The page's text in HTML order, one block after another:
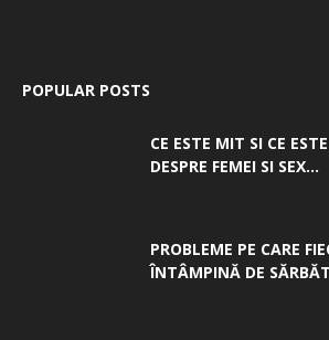
POPULAR POSTS
CE ESTE MIT SI CE
DESPRE FEMEI SI SEX...
PROBLEME PE CARE
ÎNTÂMPINĂ DE